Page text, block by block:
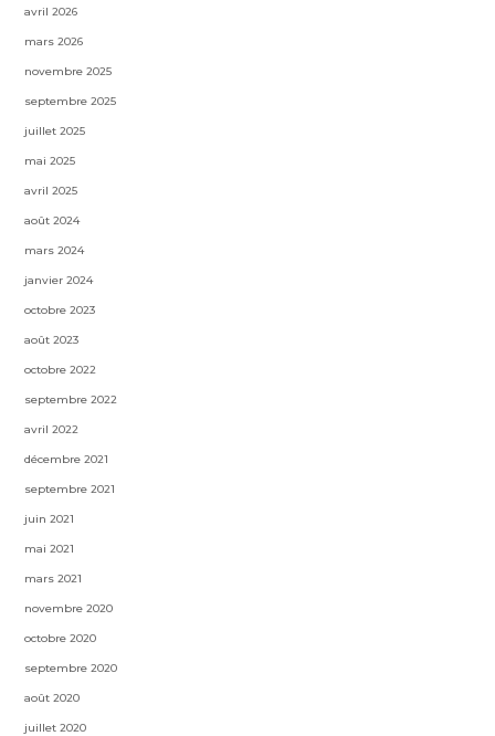
avril 2026
mars 2026
novembre 2025
septembre 2025
juillet 2025
mai 2025
avril 2025
août 2024
mars 2024
janvier 2024
octobre 2023
août 2023
octobre 2022
septembre 2022
avril 2022
décembre 2021
septembre 2021
juin 2021
mai 2021
mars 2021
novembre 2020
octobre 2020
septembre 2020
août 2020
juillet 2020